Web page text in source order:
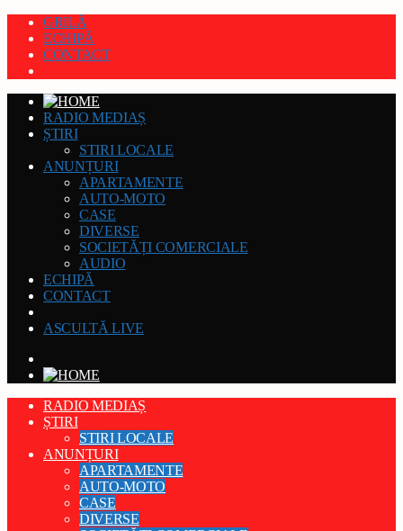
GRILĂ
ECHIPĂ
CONTACT
RADIO MEDIAȘ
ȘTIRI
STIRI LOCALE
ANUNȚURI
APARTAMENTE
AUTO-MOTO
CASE
DIVERSE
SOCIETĂȚI COMERCIALE
AUDIO
ECHIPĂ
CONTACT
ASCULTĂ LIVE
RADIO MEDIAȘ
ȘTIRI
STIRI LOCALE
ANUNȚURI
APARTAMENTE
AUTO-MOTO
CASE
DIVERSE